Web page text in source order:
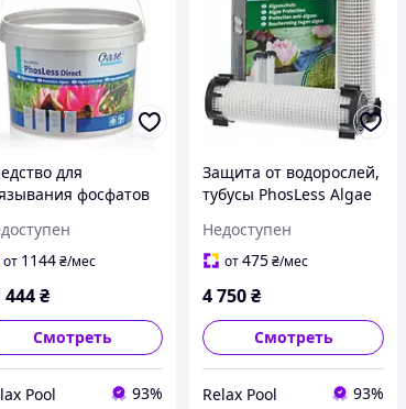
для
фосфатов
- 51287
от 1144₴/мес
444₴
Смотреть
Pool 93%
Защита от водорослей,
тубусы PhosLess Algae
для водоема 40 м³ -
36981
Недоступен
от475₴/мес
4 750₴
Смотреть
Relax Pool 93%